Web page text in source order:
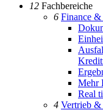
12 Fachbereiche
6 Finance
Mehr
Real
4 Vertrieb